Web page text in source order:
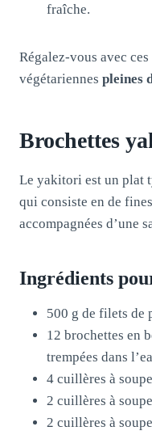
fraîche.
Régalez-vous avec
végétariennes pleines
Brochettes
Le yakitori est un plat
qui consiste en de
accompagnées d’une
Ingrédients
500 g de filets de
12 brochettes en
trempées dans
4 cuillères à
2 cuillères à
2 cuillères à